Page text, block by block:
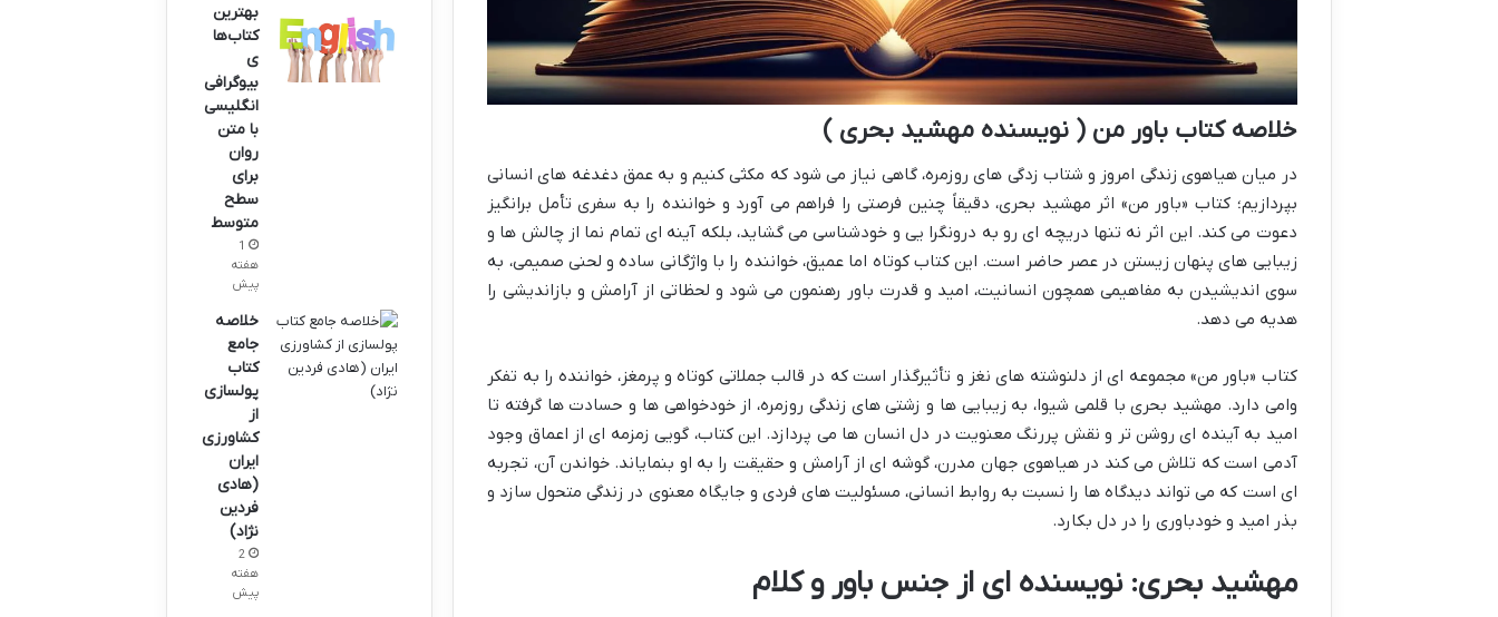
خلاصه کتاب باور من ( نویسنده مهشید بحری )
در میان هیاهوی زندگی امروز و شتاب زدگی های روزمره، گاهی نیاز می شود که مکثی کنیم و به عمق دغدغه های انسانی
بپردازیم؛ کتاب «باور من» اثر مهشید بحری، دقیقاً چنین فرصتی را فراهم می آورد و خواننده را به سفری تأمل برانگیز
دعوت می کند. این اثر نه تنها دریچه ای رو به درونگرا یی و خودشناسی می گشاید، بلکه آینه ای تمام نما از چالش ها و
زیبایی های پنهان زیستن در عصر حاضر است. این کتاب کوتاه اما عمیق، خواننده را با واژگانی ساده و لحنی صمیمی، به
سوی اندیشیدن به مفاهیمی همچون انسانیت، امید و قدرت باور رهنمون می شود و لحظاتی از آرامش و بازاندیشی را
هدیه می دهد.
کتاب «باور من» مجموعه ای از دلنوشته های نغز و تأثیرگذار است که در قالب جملاتی کوتاه و پرمغز، خواننده را به تفکر
وامی دارد. مهشید بحری با قلمی شیوا، به زیبایی ها و زشتی های زندگی روزمره، از خودخواهی ها و حسادت ها گرفته تا
امید به آینده ای روشن تر و نقش پررنگ معنویت در دل انسان ها می پردازد. این کتاب، گویی زمزمه ای از اعماق وجود
آدمی است که تلاش می کند در هیاهوی جهان مدرن، گوشه ای از آرامش و حقیقت را به او بنمایاند. خواندن آن، تجربه
ای است که می تواند دیدگاه ها را نسبت به روابط انسانی، مسئولیت های فردی و جایگاه معنوی در زندگی متحول سازد و
بذر امید و خودباوری را در دل بکارد.
مهشید بحری: نویسنده ای از جنس باور و کلام
بهترین
کتاب‌ها
ی
بیوگرافی
انگلیسی
با متن
روان
برای
سطح
متوسط
1
هفته
پیش
خلاصه
جامع
کتاب
پولسازی
از
کشاورزی
ایران
(هادی
فردین
نژاد)
2
هفته
پیش